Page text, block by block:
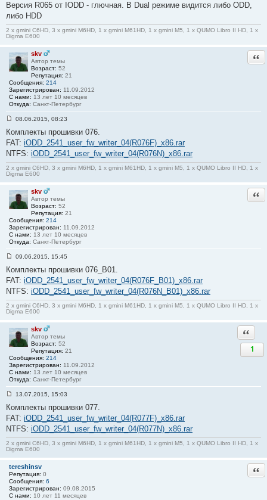
о
о
б
щ
е
н
и
е
#
2
Версия R065 от IODD - глючная. В Dual режиме видится либо ODD,
либо HDD
2 x gmini C6HD, 3 x gmini M6HD, 1 x gmini M61HD, 1 x gmini M5, 1 x QUMO Libro II HD, 1 x
Digma E600
skv
Автор темы
Возраст: 52
Репутация: 21
Сообщения: 214
Зарегистрирован: 11.09.2012
С нами: 13 лет 10 месяцев
Откуда: Санкт-Петербург
о
о
б
щ
н
и
е
3
08.06.2015, 08:23
Комплекты прошивки 076.
FAT: iODD_2541_user_fw_writer_04(R076F)_x86.rar
NTFS: iODD_2541_user_fw_writer_04(R076N)_x86.rar
2 x gmini C6HD, 3 x gmini M6HD, 1 x gmini M61HD, 1 x gmini M5, 1 x QUMO Libro II HD, 1 x
Digma E600
skv
Автор темы
Возраст: 52
Репутация: 21
Сообщения: 214
Зарегистрирован: 11.09.2012
С нами: 13 лет 10 месяцев
Откуда: Санкт-Петербург
о
о
б
щ
н
и
4
09.06.2015, 15:45
Комплекты прошивки 076_B01.
FAT: iODD_2541_user_fw_writer_04(R076F_B01)_x86.rar
NTFS: iODD_2541_user_fw_writer_04(R076N_B01)_x86.rar
2 x gmini C6HD, 3 x gmini M6HD, 1 x gmini M61HD, 1 x gmini M5, 1 x QUMO Libro II HD, 1 x
Digma E600
skv
Автор темы
Возраст: 52
Репутация: 21
Сообщения: 214
Зарегистрирован: 11.09.2012
С нами: 13 лет 10 месяцев
Откуда: Санкт-Петербург
1
о
о
б
щ
н
и
е
5
13.07.2015, 15:03
Комплекты прошивки 077.
FAT: iODD_2541_user_fw_writer_04(R077F)_x86.rar
NTFS: iODD_2541_user_fw_writer_04(R077N)_x86.rar
2 x gmini C6HD, 3 x gmini M6HD, 1 x gmini M61HD, 1 x gmini M5, 1 x QUMO Libro II HD, 1 x
Digma E600
tereshinsv
Репутация: 0
Сообщения: 6
Зарегистрирован: 09.08.2015
С нами: 10 лет 11 месяцев